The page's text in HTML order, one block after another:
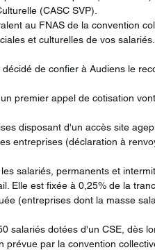
(CASC SVP).
au FNAS de la convention
et culturelles de vos
de confier à Audiens le
premier appel de cotisation
disposant d'un accès site
entreprises (déclaration à
salariés, permanents et
Elle est fixée à 0,25% de la
(entreprises dont la masse
salariés dotées d'un CSE, dès
prévue par la convention